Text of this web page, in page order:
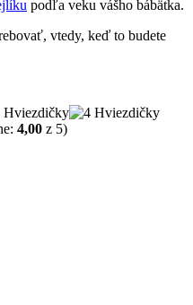
podľa veku vášho bábätka.
vtedy, keď to budete
4,00 z 5)